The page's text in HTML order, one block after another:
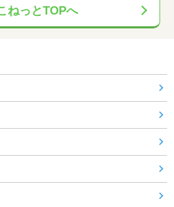
ねっとTOPへ